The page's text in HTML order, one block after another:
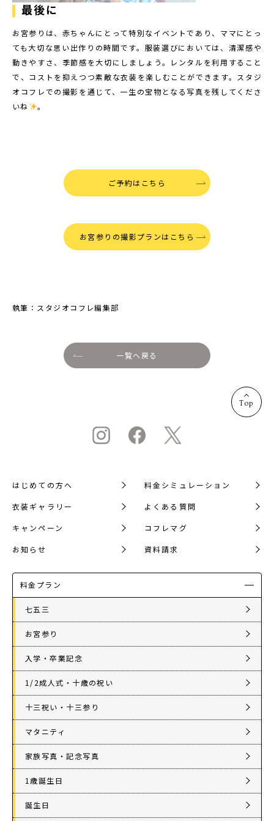
最後に
お宮参りは、赤ちゃんにとって特別なイベントであり、ママにとっ
ても大切な思い出作りの時間です。服装選びにおいては、清潔感や
動きやすさ、季節感を大切にしましょう。レンタルを利用すること
で、コストを抑えつつ素敵な衣装を楽しむことができます。スタジ
オコフレでの撮影を通じて、一生の宝物となる写真を残してくださ
いね
。
ご予約はこちら
お宮参りの撮影プランはこちら
執筆：スタジオコフレ編集部
一覧へ戻る
Top
はじめての方へ 料金シミュレーション
衣装ギャラリー よくある質問
キャンペーン コフレマグ
お知らせ 資料請求
料金プラン
七五三
お宮参り
入学・卒業記念
1/2成人式・十歳の祝い
十三祝い・十三参り
マタニティ
家族写真・記念写真
1歳誕生日
誕生日